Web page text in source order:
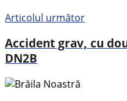
Articolul următor
Accident grav, cu
DN2B